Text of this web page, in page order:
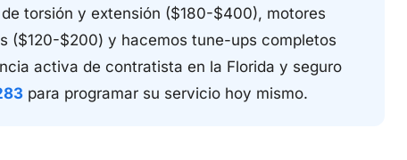
torsión y extensión ($180-$400), motores
($120-$200) y hacemos tune-ups completos
activa de contratista en la Florida y seguro
para programar su servicio hoy mismo.